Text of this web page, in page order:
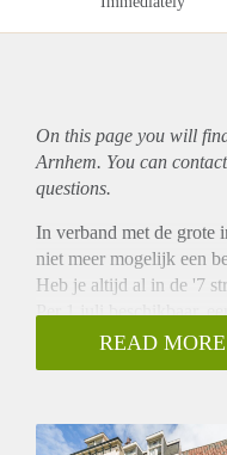
On this page you will
Arnhem. You can
questions.
In verband met de grote
niet meer mogelijk een
Heb je altijd al in de '7
Per 1 juli beschikbaar,
van Arnhem. Het
welke helemaal is
woonkamer met open
READ